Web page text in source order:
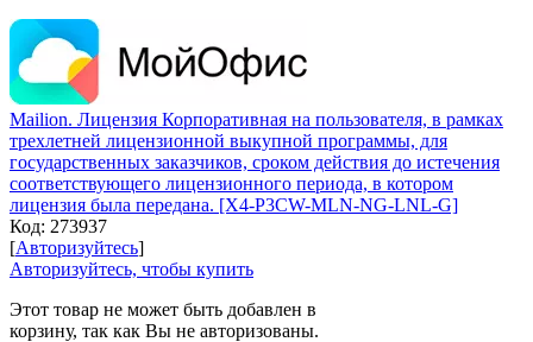
Mailion. Лицензия Корпоративная на пользователя, в рамках
трехлетней лицензионной выкупной программы, для
государственных заказчиков, сроком действия до истечения
соответствующего лицензионного периода, в котором
лицензия была передана. [X4-P3CW-MLN-NG-LNL-G]
Код: 273937
[Авторизуйтесь]
Авторизуйтесь, чтобы купить
Этот товар не может быть добавлен в
корзину, так как Вы не авторизованы.